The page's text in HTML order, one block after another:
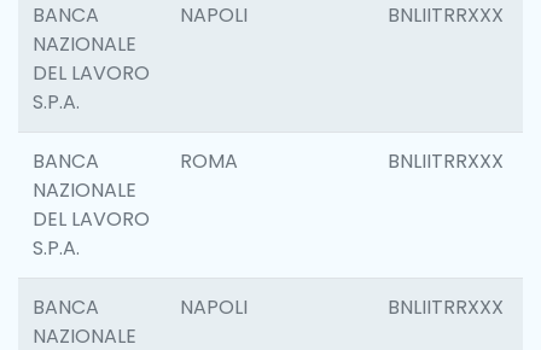
BANCA
NAZIONALE
DEL LAVORO
S.P.A.
NAPOLI BNLIITRRXXX
BANCA
NAZIONALE
DEL LAVORO
S.P.A.
ROMA BNLIITRRXXX
BANCA
NAZIONALE
NAPOLI BNLIITRRXXX